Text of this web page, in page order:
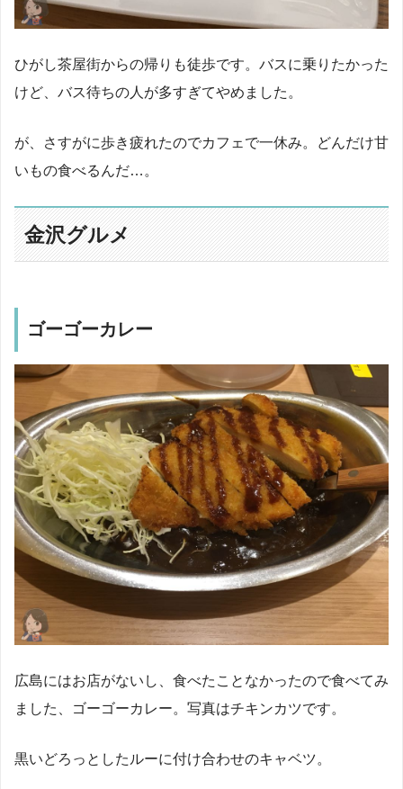
ひがし茶屋街からの帰りも徒歩です。バスに乗りたかった
けど、バス待ちの人が多すぎてやめました。
が、さすがに歩き疲れたのでカフェで一休み。どんだけ甘
いもの食べるんだ…。
金沢グルメ
ゴーゴーカレー
広島にはお店がないし、食べたことなかったので食べてみ
ました、ゴーゴーカレー。写真はチキンカツです。
黒いどろっとしたルーに付け合わせのキャベツ。